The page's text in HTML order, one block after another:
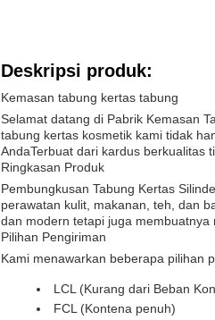
Deskripsi produk:
Kemasan tabung kertas tabung
Selamat datang di Pabrik Kemasan
tabung kertas kosmetik kami tidak
AndaTerbuat dari kardus berkualitas
Ringkasan Produk
Pembungkusan Tabung Kertas
perawatan kulit, makanan, teh, dan
dan modern tetapi juga membuatnya
Pilihan Pengiriman
Kami menawarkan beberapa pilihan
LCL (Kurang dari Beban
FCL (Kontena penuh)